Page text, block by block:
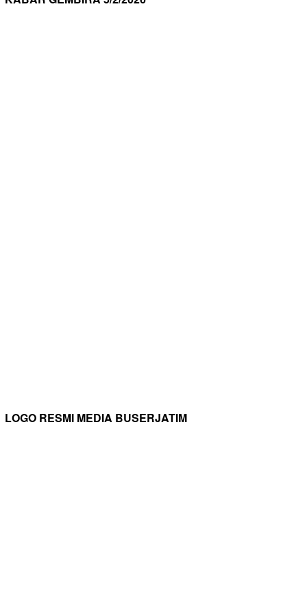
LOGO RESMI MEDIA BUSERJATIM